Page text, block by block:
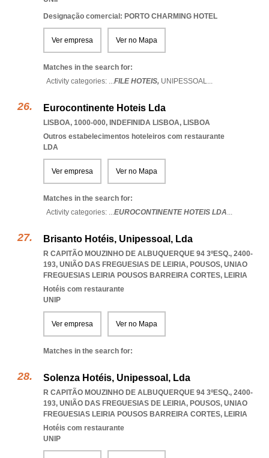
Designação comercial: PORTO CHARMING HOTEL
Ver empresa Ver no Mapa
Matches in the search for:
Activity categories: ...FILE HOTEIS, UNIPESSOAL...
Eurocontinente Hoteis Lda
LISBOA, 1000-000, INDEFINIDA LISBOA, LISBOA
Outros estabelecimentos hoteleiros com restaurante
LDA
Ver empresa Ver no Mapa
Matches in the search for:
Activity categories: ...EUROCONTINENTE HOTEIS LDA...
Brisanto Hotéis, Unipessoal, Lda
R CAPITÃO MOUZINHO DE ALBUQUERQUE 94 3ºESQ., 2400-
193, UNIÃO DAS FREGUESIAS DE LEIRIA, POUSOS, UNIAO
FREGUESIAS LEIRIA POUSOS BARREIRA CORTES, LEIRIA
Hotéis com restaurante
UNIP
Ver empresa Ver no Mapa
Matches in the search for:
Solenza Hotéis, Unipessoal, Lda
R CAPITÃO MOUZINHO DE ALBUQUERQUE 94 3ºESQ., 2400-
193, UNIÃO DAS FREGUESIAS DE LEIRIA, POUSOS, UNIAO
FREGUESIAS LEIRIA POUSOS BARREIRA CORTES, LEIRIA
Hotéis com restaurante
UNIP